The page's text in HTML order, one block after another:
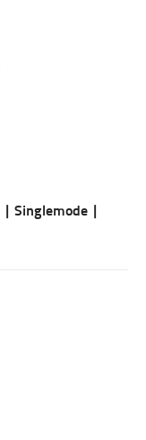
| Singlemode |